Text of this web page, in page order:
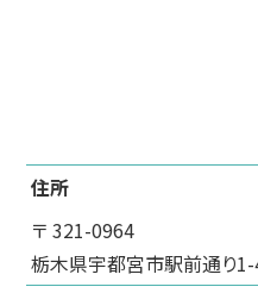
住所
〒 321-0964
栃木県宇都宮市駅前通り